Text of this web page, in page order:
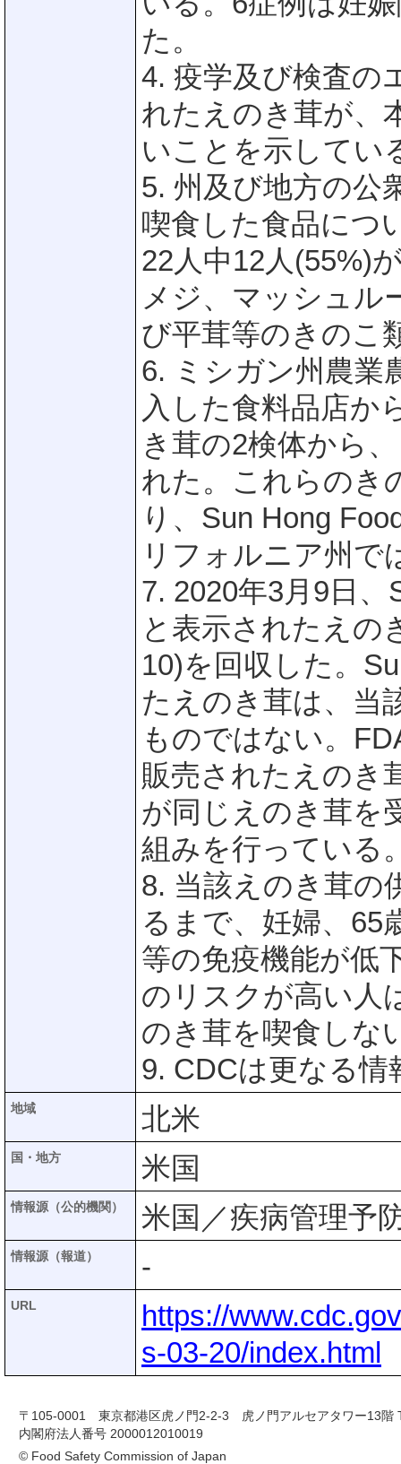
た。
4. 疫学及び検査の
れたえのき茸が、
いことを示してい
5. 州及び地方の公
喫食した食品につ
22人中12人(55%)
メジ、マッシュル
び平茸等のきのこ
6. ミシガン州農業
入した食料品店か
き茸の2検体から
れた。これらのき
り、Sun Hong
リフォルニア州で
7. 2020年3月9日
と表示されたえの
10)を回収した。
たえのき茸は、当
ものではない。
販売されたえのき
が同じえのき茸を
組みを行っている
8. 当該えのき茸の
るまで、妊婦、65
等の免疫機能が低
のリスクが高い人
のき茸を喫食しな
9. CDCは更なる
地域 北米
国・地方 米国
情報源（公的機関） 米国／疾病管理予
情報源（報道） -
URL
https://
s-03-20/index.html
〒105-0001 東京都港区虎ノ門2-2-3 虎ノ門アルセアタワー13階
内閣府法人番号 2000012010019
© Food Safety Commission of Japan